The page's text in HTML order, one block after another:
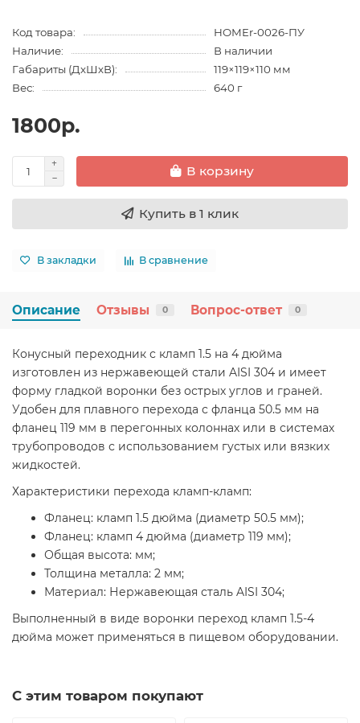
Код товара:
HOMEr-0026-ПУ
Наличие:
В наличии
Габариты (ДхШхВ):
119×119×110 мм
Вес:
640 г
1800р.
В корзину
Купить в 1 клик
В закладки В сравнение
Описание Отзывы 0 Вопрос-ответ 0
Конусный переходник с кламп 1.5 на 4 дюйма
изготовлен из нержавеющей стали AISI 304 и имеет
форму гладкой воронки без острых углов и граней.
Удобен для плавного перехода с фланца 50.5 мм на
фланец 119 мм в перегонных колоннах или в системах
трубопроводов с использованием густых или вязких
жидкостей.
Характеристики перехода кламп-кламп:
Фланец: кламп 1.5 дюйма (диаметр 50.5 мм);
Фланец: кламп 4 дюйма (диаметр 119 мм);
Общая высота: мм;
Толщина металла: 2 мм;
Материал: Нержавеющая сталь AISI 304;
Выполненный в виде воронки переход кламп 1.5-4
дюйма может применяться в пищевом оборудовании.
С этим товаром покупают